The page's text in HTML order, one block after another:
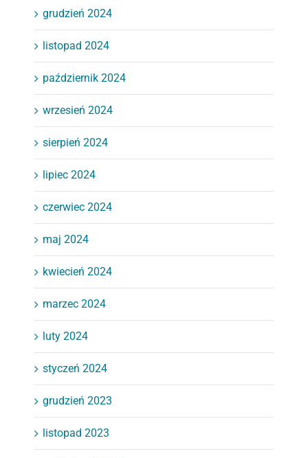
grudzień 2024
listopad 2024
październik 2024
wrzesień 2024
sierpień 2024
lipiec 2024
czerwiec 2024
maj 2024
kwiecień 2024
marzec 2024
luty 2024
styczeń 2024
grudzień 2023
listopad 2023